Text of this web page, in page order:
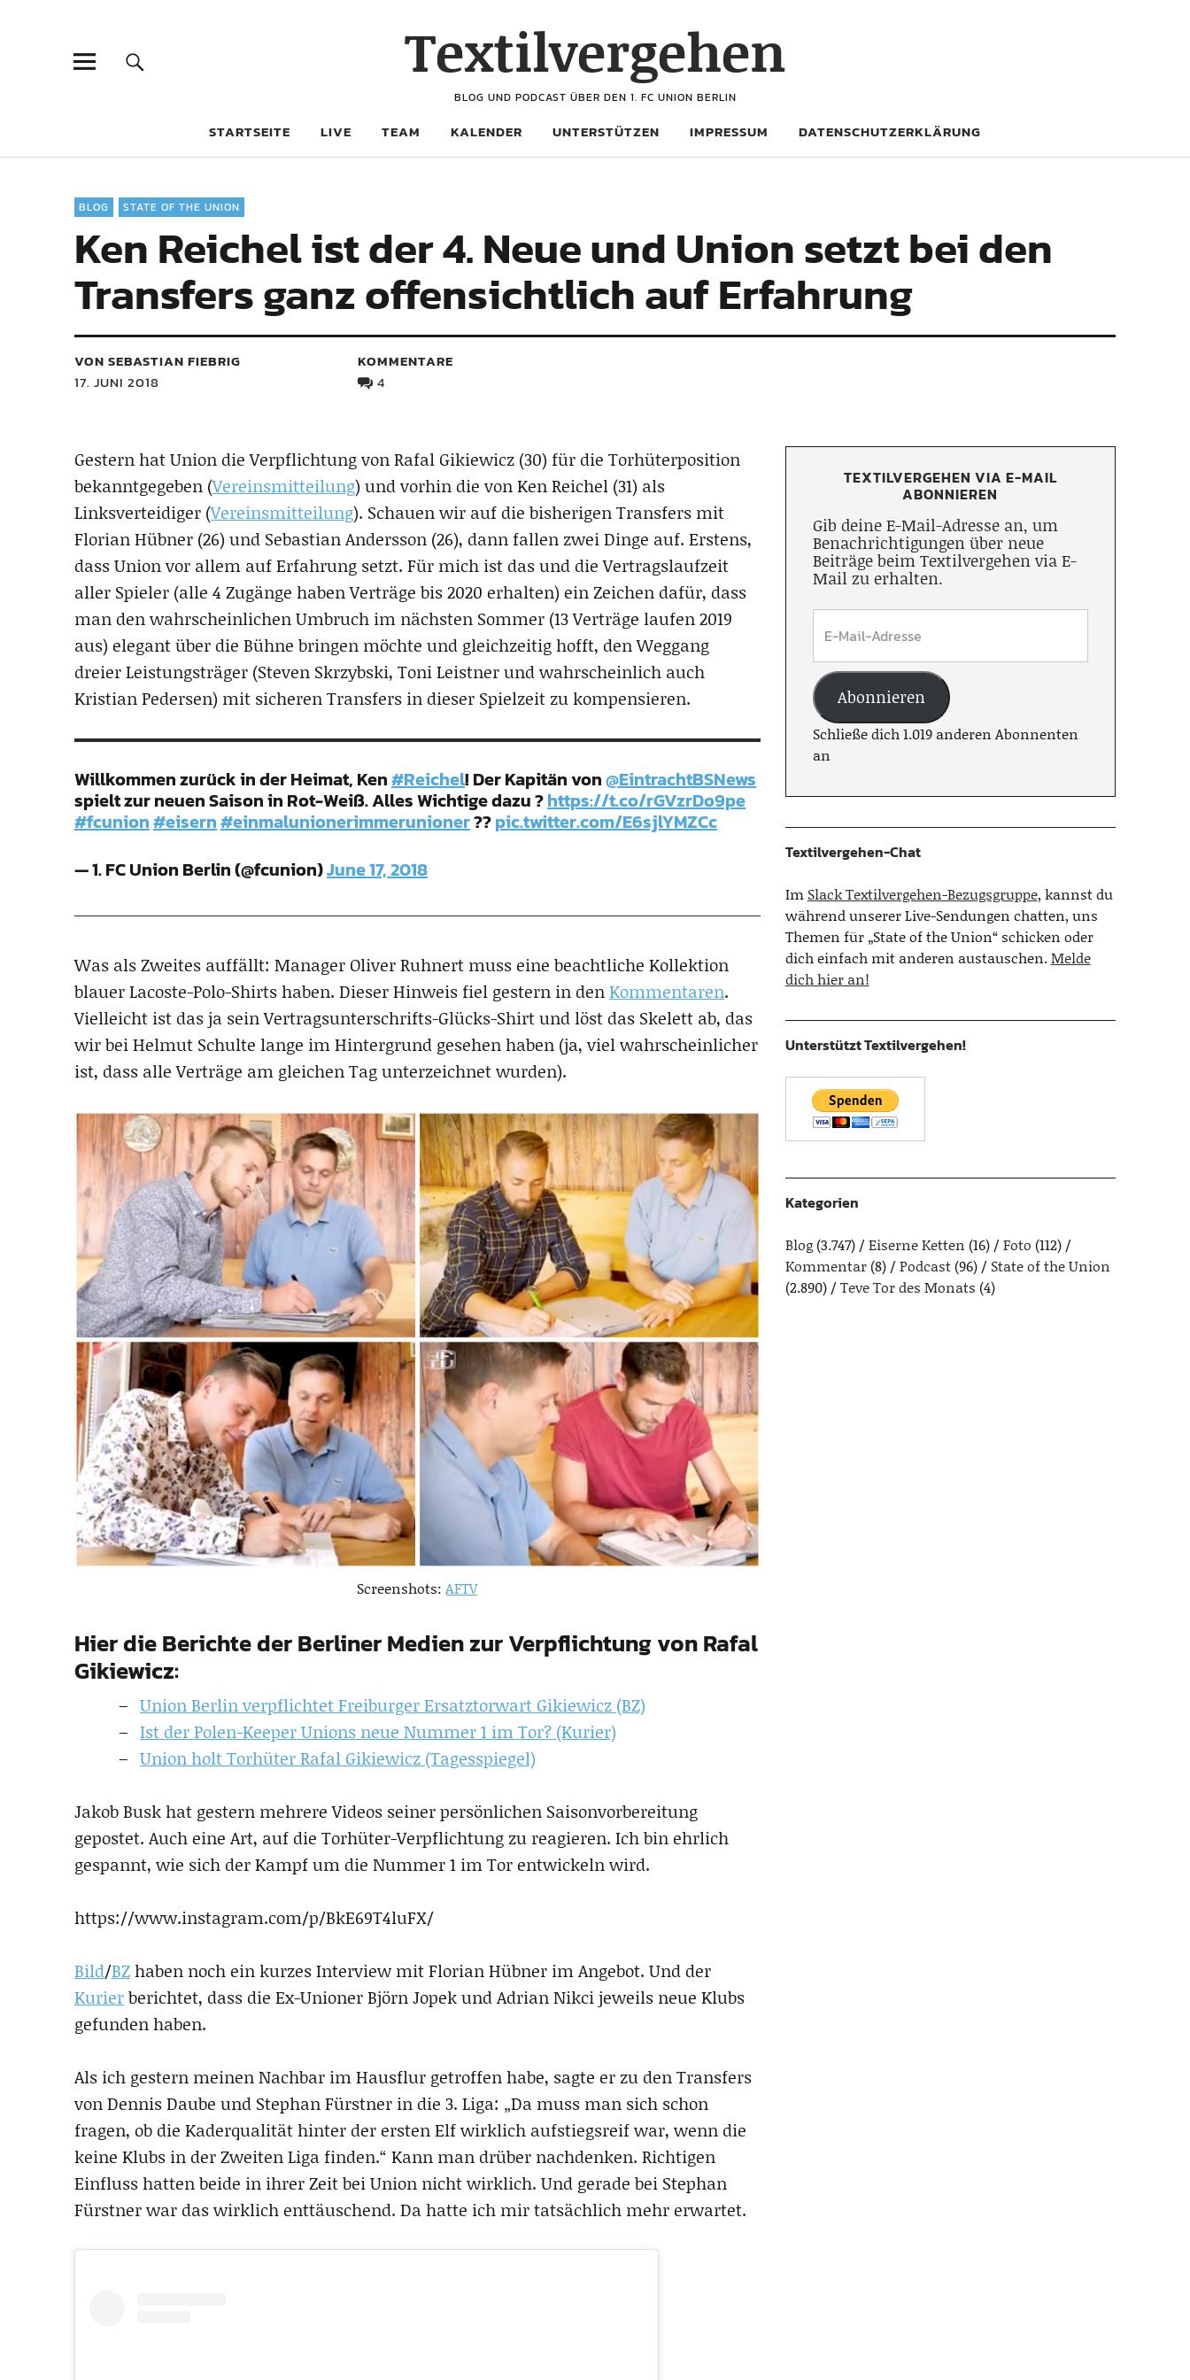
Textilvergehen
BLOG UND PODCAST ÜBER DEN 1. FC UNION BERLIN
STARTSEITE LIVE TEAM KALENDER UNTERSTÜTZEN IMPRESSUM DATENSCHUTZERKLÄRUNG
BLOG STATE OF THE UNION
Ken Reichel ist der 4. Neue und Union setzt bei den
Transfers ganz offensichtlich auf Erfahrung
VON SEBASTIAN FIEBRIG
17. JUNI 2018
KOMMENTARE
4
Gestern hat Union die Verpflichtung von Rafal Gikiewicz (30) für die Torhüterposition
bekanntgegeben (Vereinsmitteilung) und vorhin die von Ken Reichel (31) als
Linksverteidiger (Vereinsmitteilung). Schauen wir auf die bisherigen Transfers mit
Florian Hübner (26) und Sebastian Andersson (26), dann fallen zwei Dinge auf. Erstens,
dass Union vor allem auf Erfahrung setzt. Für mich ist das und die Vertragslaufzeit
aller Spieler (alle 4 Zugänge haben Verträge bis 2020 erhalten) ein Zeichen dafür, dass
man den wahrscheinlichen Umbruch im nächsten Sommer (13 Verträge laufen 2019
aus) elegant über die Bühne bringen möchte und gleichzeitig hofft, den Weggang
dreier Leistungsträger (Steven Skrzybski, Toni Leistner und wahrscheinlich auch
Kristian Pedersen) mit sicheren Transfers in dieser Spielzeit zu kompensieren.
Willkommen zurück in der Heimat, Ken#Reichel! Der Kapitän von@EintrachtBSNews
spielt zur neuen Saison in Rot-Weiß. Alles Wichtige dazu ?https://t.co/rGVzrDo9pe
#fcunion#eisern#einmalunionerimmerunioner??pic.twitter.com/E6sjlYMZCc
— 1. FC Union Berlin (@fcunion)June 17, 2018
Was als Zweites auffällt: Manager Oliver Ruhnert muss eine beachtliche Kollektion
blauer Lacoste-Polo-Shirts haben. Dieser Hinweis fiel gestern in denKommentaren.
Vielleicht ist das ja sein Vertragsunterschrifts-Glücks-Shirt und löst das Skelett ab, das
wir bei Helmut Schulte lange im Hintergrund gesehen haben (ja, viel wahrscheinlicher
ist, dass alle Verträge am gleichen Tag unterzeichnet wurden).
Screenshots:AFTV
Hier die Berichte der Berliner Medien zur Verpflichtung von Rafal
Gikiewicz:
Union Berlin verpflichtet Freiburger Ersatztorwart Gikiewicz (BZ)
Ist der Polen-Keeper Unions neue Nummer 1 im Tor? (Kurier)
Union holt Torhüter Rafal Gikiewicz (Tagesspiegel)
Jakob Busk hat gestern mehrere Videos seiner persönlichen Saisonvorbereitung
gepostet. Auch eine Art, auf die Torhüter-Verpflichtung zu reagieren. Ich bin ehrlich
gespannt, wie sich der Kampf um die Nummer 1 im Tor entwickeln wird.
https://www.instagram.com/p/BkE69T4luFX/
Bild/BZhaben noch ein kurzes Interview mit Florian Hübner im Angebot. Und der
Kurierberichtet, dass die Ex-Unioner Björn Jopek und Adrian Nikci jeweils neue Klubs
gefunden haben.
Als ich gestern meinen Nachbar im Hausflur getroffen habe, sagte er zu den Transfers
von Dennis Daube und Stephan Fürstner in die 3. Liga: „Da muss man sich schon
fragen, ob die Kaderqualität hinter der ersten Elf wirklich aufstiegsreif war, wenn die
keine Klubs in der Zweiten Liga finden.“ Kann man drüber nachdenken. Richtigen
Einfluss hatten beide in ihrer Zeit bei Union nicht wirklich. Und gerade bei Stephan
Fürstner war das wirklich enttäuschend. Da hatte ich mir tatsächlich mehr erwartet.
TEXTILVERGEHEN VIA E-MAIL
ABONNIEREN
Gib deine E-Mail-Adresse an, um
Benachrichtigungen über neue
Beiträge beim Textilvergehen via E-
Mail zu erhalten.
Abonnieren
Schließe dich 1.019 anderen Abonnenten
an
Textilvergehen-Chat
Im Slack Textilvergehen-Bezugsgruppe, kannst du
während unserer Live-Sendungen chatten, uns
Themen für „State of the Union“ schicken oder
dich einfach mit anderen austauschen.Melde
dich hier an!
Unterstützt Textilvergehen!
Kategorien
Blog(3.747) Eiserne Ketten (16) Foto (112)
Kommentar(8) Podcast(96)
State of the Union
(2.890)
Teve Tor des Monats (4)